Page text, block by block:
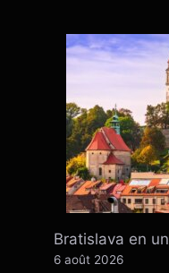
Bratislava en
6 août 2026